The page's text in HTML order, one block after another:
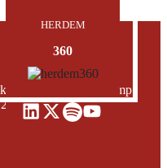
Yolu Caddesi, Trump
Sisli Mecidiyekoy,
HERDEM
360